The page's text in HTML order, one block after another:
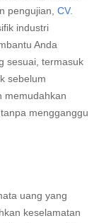
pengujian, CV.
industri
Anda
sesuai, termasuk
sebelum
memudahkan
mengganggu
uang yang
keselamatan